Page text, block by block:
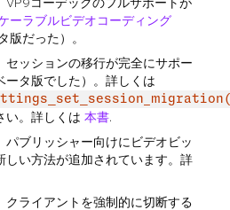
ーラブルビデオコーディング
版だった）。
セッションの移行が完全にサポー
ータ版でした）。詳しくは
い。詳しくは 本書.
パブリッシャー向けにビデオビッ
しい方法が追加されています。詳
クライアントを強制的に切断する